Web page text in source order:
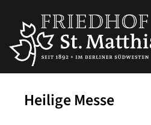
Heilige Messe